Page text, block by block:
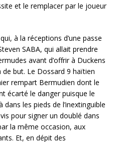
et le remplacer par le joueur
à la réceptions d’une passe
SABA, qui allait prendre
avant d’offrir à Duckens
but. Le Dossard 9 haïtien
rempart Bermudien dont le
écarté le danger puisque le
les pieds de l’inextinguible
pour signer un doublé dans
la même occasion, aux
Et, en dépit des